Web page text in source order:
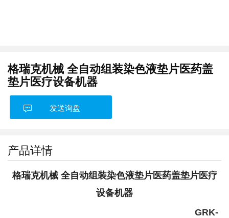
格瑞克机械 全自动组装染色液垫片医药盖
垫片医疗设备机器
发送询盘
产品详情
格瑞克机械 全自动组装染色液垫片医药盖垫片医疗
设备机器
GRK-